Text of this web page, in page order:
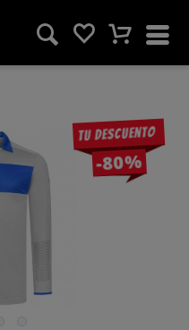
Tu descuento
-80%